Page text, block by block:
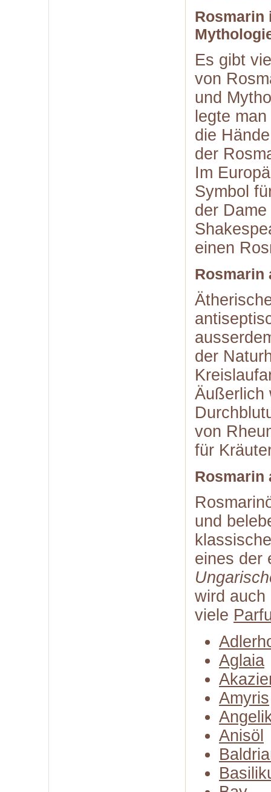
Rosmarin
Es gibt
von
und
legte
die
der
Im
Symbol
der
einen
Rosmarin
der
Äußerlich
von
für
Rosmarin
und
eines der
wird auch
viele
Aglaia
Amyris
Anisöl